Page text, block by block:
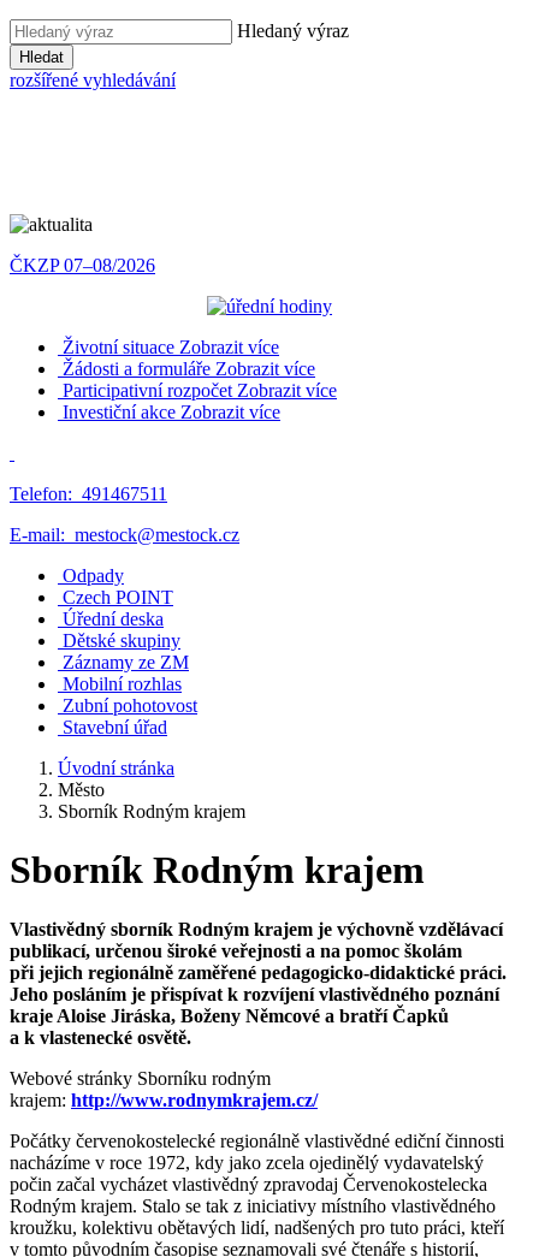
Hledaný výraz
Hledat
rozšířené vyhledávání
ČKZP 07–08/2026
Životní situace Zobrazit více
Žádosti a formuláře Zobrazit více
Participativní rozpočet Zobrazit více
Investiční akce Zobrazit více
Telefon: 491467511
E-mail: mestock@mestock.cz
Odpady
Czech POINT
Úřední deska
Dětské skupiny
Záznamy ze ZM
Mobilní rozhlas
Zubní pohotovost
Stavební úřad
Úvodní stránka
Město
Sborník Rodným krajem
Sborník Rodným krajem
Vlastivědný sborník Rodným krajem je výchovně vzdělávací
publikací, určenou široké veřejnosti a na pomoc školám
při jejich regionálně zaměřené pedagogicko-didaktické práci.
Jeho posláním je přispívat k rozvíjení vlastivědného poznání
kraje Aloise Jiráska, Boženy Němcové a bratří Čapků
a k vlastenecké osvětě.
Webové stránky Sborníku rodným
krajem: http://www.rodnymkrajem.cz/
Počátky červenokostelecké regionálně vlastivědné ediční činnosti
nacházíme v roce 1972, kdy jako zcela ojedinělý vydavatelský
počin začal vycházet vlastivědný zpravodaj Červenokostelecka
Rodným krajem. Stalo se tak z iniciativy místního vlastivědného
kroužku, kolektivu obětavých lidí, nadšených pro tuto práci, kteří
v tomto původním časopise seznamovali své čtenáře s historií,